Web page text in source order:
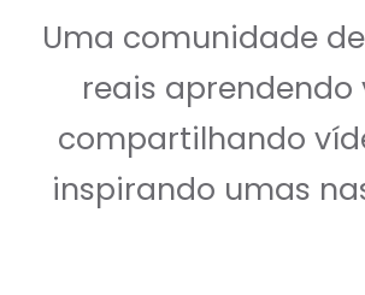
Uma comunidade
reais aprendendo
compartilhando
inspirando umas